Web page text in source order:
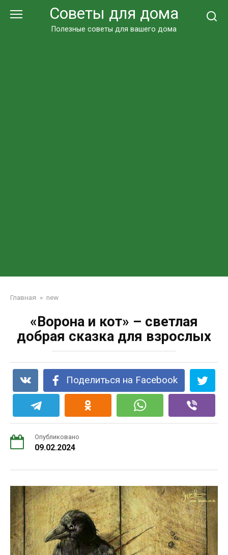
Советы для дома
Полезные советы для вашего дома
Главная » new
«Ворона и кот» – светлая
добрая сказка для взрослых
Поделиться на Facebook
Опубликовано
09.02.2024